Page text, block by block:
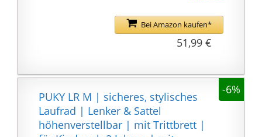
Materialien und
modernster
Produktionsanlagen
Spielzeug.
größer als die Sattel
höhe)
【Robust】: Stabiler
Rahmen und weicher
EVA-Sattel lassen das
Laufrad robust,
langlebig und
bequemen;
Bei Amazon kaufen*
51,99 €
-6%
PUKY LR M | sicheres, stylisches
Laufrad | Lenker & Sattel
höhenverstellbar | mit Trittbrett |